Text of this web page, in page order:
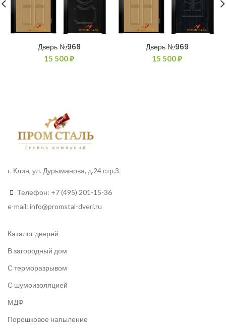
Дверь №968
15 500₽
Дверь №969
15 500₽
г. Клин, ул. Дурыманова, д.24 стр.3.
Телефон: +7 (495) 201-15-36
e-mail: info@promstal-dveri.ru
Каталог дверей
В загородный дом
С терморазрывом
С шумоизоляцией
МДФ
Порошковое напыление